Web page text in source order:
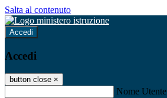
Salta al contenuto
Accedi
Accedi
button close ×
Nome Utente